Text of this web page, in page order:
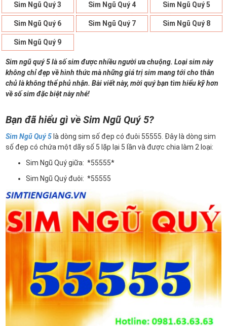
Sim Ngũ Quý 3 Sim Ngũ Quý 4 Sim Ngũ Quý 5
Sim Ngũ Quý 6 Sim Ngũ Quý 7 Sim Ngũ Quý 8
Sim Ngũ Quý 9
Sim ngũ quý 5 là số sim được nhiều người ưa chuộng. Loại sim này
không chỉ đẹp về hình thức mà những giá trị sim mang tới cho thân
chủ là không thể phủ nhận. Bài viết này, mời quý bạn tìm hiểu kỹ hơn
về số sim đặc biệt này nhé!
Bạn đã hiểu gì về Sim Ngũ Quý 5?
Sim Ngũ Quý 5 là dòng sim số đẹp có đuôi 55555. Đây là dòng sim
số đẹp có chứa một dãy số 5 lặp lại 5 lần và được chia làm 2 loại:
Sim Ngũ Quý giữa: *55555*
Sim Ngũ Quý đuôi: *55555